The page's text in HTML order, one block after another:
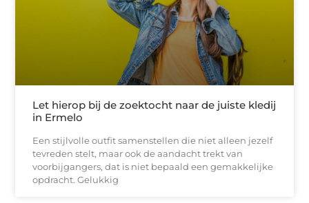
Let hierop bij de zoektocht naar de juiste kledij
in Ermelo
Een stijlvolle outfit samenstellen die niet alleen jezelf
tevreden stelt, maar ook de aandacht trekt van
voorbijgangers, dat is niet bepaald een gemakkelijke
opdracht. Gelukkig